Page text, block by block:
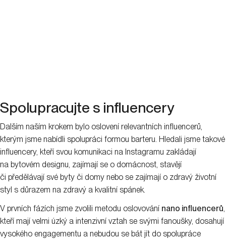
Spolupracujte s influencery
Dalším naším krokem bylo oslovení relevantních influencerů,
kterým jsme nabídli spolupráci formou barteru. Hledali jsme takové
influencery, kteří svou komunikaci na Instagramu zakládají
na bytovém designu, zajímají se o domácnost, stavějí
či předělávají své byty či domy nebo se zajímají o zdravý životní
styl s důrazem na zdravý a kvalitní spánek.
V prvních fázích jsme zvolili metodu oslovování nano influencerů,
kteří mají velmi úzký a intenzivní vztah se svými fanoušky, dosahují
vysokého engagementu a nebudou se bát jít do spolupráce